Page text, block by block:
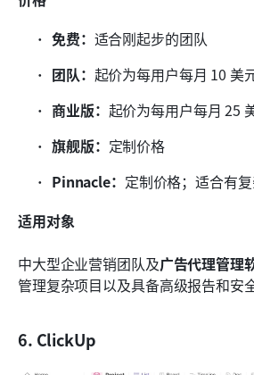
免费： 适合刚起步的团队
团队： 起价为每用户每月 10 美
商业版： 起价为每用户每月 25
旗舰版： 定制价格
Pinnacle： 定制价格；适合有
适用对象
中大型企业营销团队及广告代理管理
管理复杂项目以及具备高级报告和安
6. ClickUp